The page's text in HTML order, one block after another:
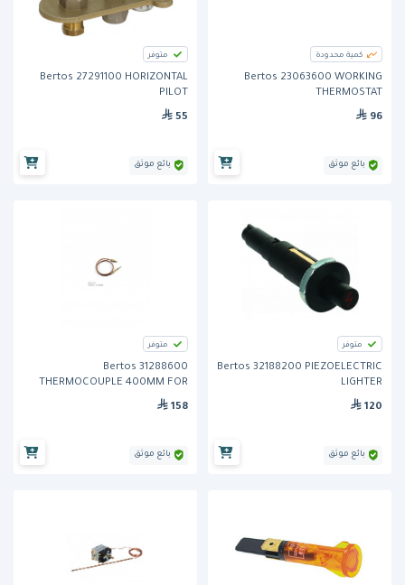
كمية محدودة
Bertos 23063600 WORKING
THERMOSTAT
96
بائع موثق
متوفر
Bertos 27291100 HORIZONTAL
PILOT
55
بائع موثق
متوفر
Bertos 32188200 PIEZOELECTRIC
LIGHTER
120
بائع موثق
متوفر
Bertos 31288600
THERMOCOUPLE 400MM FOR
GRIDDLES
158
بائع موثق